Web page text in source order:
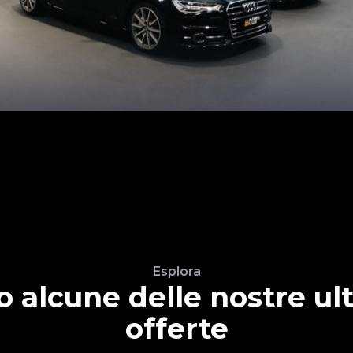
Esplora
alcune delle nostre
offerte